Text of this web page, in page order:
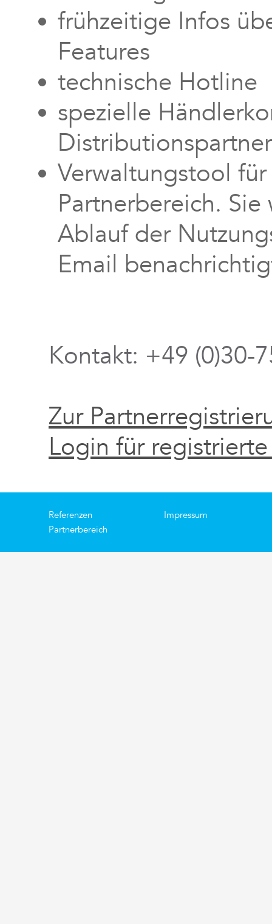
frühzeitige Infos
Features
technische Hotline
spezielle
Verwaltungstool
Partnerbereich.
Ablauf der
Email
Kontakt: +49 (0)30-
Zur
Login für
Referenzen
Partnerbereich
Impressum